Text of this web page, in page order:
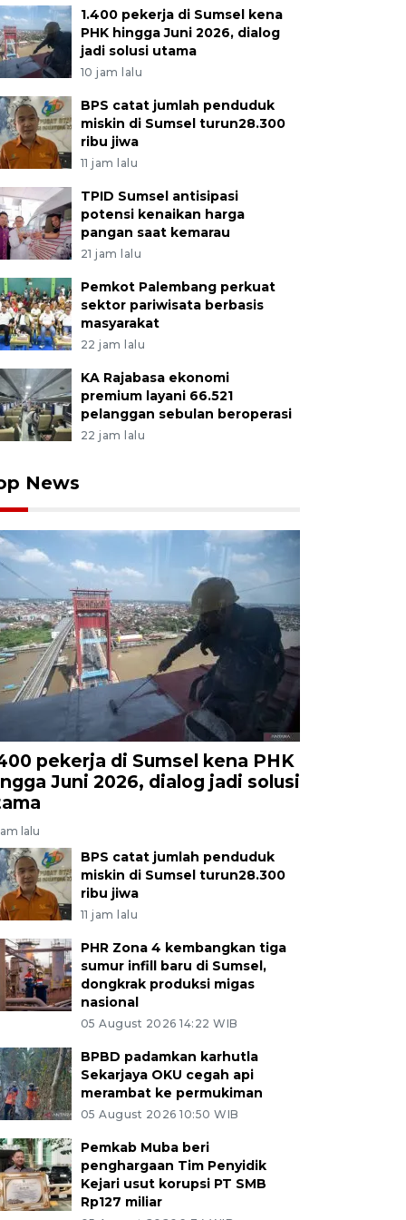
1.400 pekerja di Sumsel kena
PHK hingga Juni 2026, dialog
jadi solusi utama
10 jam lalu
BPS catat jumlah penduduk
miskin di Sumsel turun28.300
ribu jiwa
11 jam lalu
TPID Sumsel antisipasi
potensi kenaikan harga
pangan saat kemarau
21 jam lalu
Pemkot Palembang perkuat
sektor pariwisata berbasis
masyarakat
22 jam lalu
KA Rajabasa ekonomi
premium layani 66.521
pelanggan sebulan beroperasi
22 jam lalu
News
pekerja di Sumsel kena PHK
Juni 2026, dialog jadi solusi
lalu
BPS catat jumlah penduduk
miskin di Sumsel turun28.300
ribu jiwa
11 jam lalu
PHR Zona 4 kembangkan tiga
sumur infill baru di Sumsel,
dongkrak produksi migas
nasional
05 August 2026 14:22 WIB
BPBD padamkan karhutla
Sekarjaya OKU cegah api
merambat ke permukiman
05 August 2026 10:50 WIB
Pemkab Muba beri
penghargaan Tim Penyidik
Kejari usut korupsi PT SMB
Rp127 miliar